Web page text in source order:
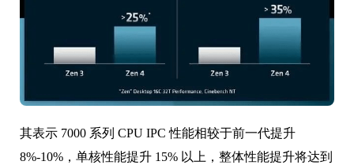
其表示 7000 系列 CPU IPC 性能相较于前一代提升
8%-10%，单核性能提升 15% 以上，整体性能提升将达到